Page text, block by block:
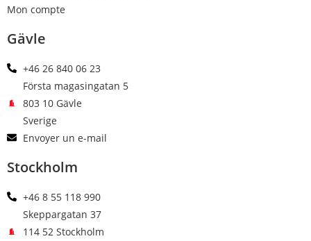
Mon compte
Gävle
+46 26 840 06 23
Första magasingatan 5
803 10 Gävle
Sverige
Envoyer un e-mail
Stockholm
+46 8 55 118 990
Skeppargatan 37
114 52 Stockholm